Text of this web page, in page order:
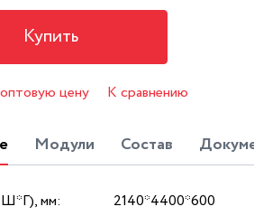
Купить
цену К сравнению
Модули Состав
мм:
2140*4400*600